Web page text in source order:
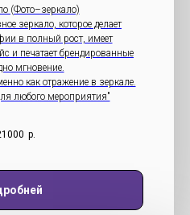
(Фото–зеркало)
зеркало, которое делает
в полный рост, имеет
и печатает брендированные
мгновение.
как отражение в зеркале.
любого мероприятия"
р.